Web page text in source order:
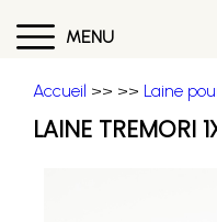
MENU
Accueil >> >> Laine
LAINE TREMORI